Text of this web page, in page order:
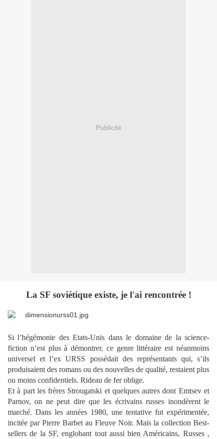
Publicité
La SF soviétique existe, je l'ai rencontrée !
Si l’hégémonie des Etats-Unis dans le domaine de la science-
fiction n’est plus à démontrer, ce genre littéraire est néanmoins
universel et l’ex URSS possédait des représentants qui, s’ils
produisaient des romans ou des nouvelles de qualité, restaient plus
ou moins confidentiels. Rideau de fer oblige.
Et à part les frères Strougatski et quelques autres dont Emtsev et
Parnov, on ne peut dire que les écrivains russes inondèrent le
marché. Dans les années 1980, une tentative fut expérimentée,
incitée par Pierre Barbet au Fleuve Noir. Mais la collection Best-
sellers de la SF, englobant tout aussi bien Américains, Russes ,